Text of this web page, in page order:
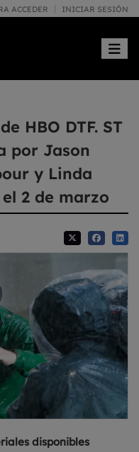
ACCEDER INICIAR SESIÓN
HBO DTF. ST
por Jason
y Linda
2 de marzo
disponibles